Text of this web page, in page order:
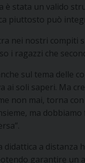
è stata un valido
piuttosto può
nei nostri compiti
i ragazzi che
sul tema delle
ai soli saperi. Ma
non mai, torna
ma
didattica a
garantire un